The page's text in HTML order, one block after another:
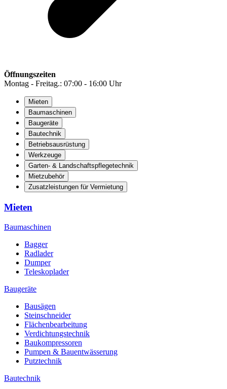
Öffnungszeiten
Montag - Freitag.: 07:00 - 16:00 Uhr
Mieten
Baumaschinen
Baugeräte
Bautechnik
Betriebsausrüstung
Werkzeuge
Garten- & Landschaftspflegetechnik
Mietzubehör
Zusatzleistungen für Vermietung
Mieten
Baumaschinen
Bagger
Radlader
Dumper
Teleskoplader
Baugeräte
Bausägen
Steinschneider
Flächenbearbeitung
Verdichtungstechnik
Baukompressoren
Pumpen & Bauentwässerung
Putztechnik
Bautechnik